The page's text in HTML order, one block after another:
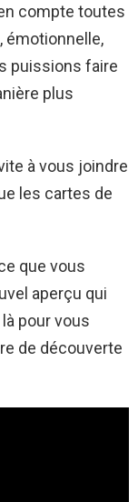
compte toutes
émotionnelle,
puissions faire
plus
à vous joindre
les cartes de
que vous
aperçu qui
pour vous
de découverte